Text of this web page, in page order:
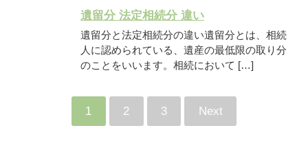
遺留分 法定相続分 違い
遺留分と法定相続分の違い遺留分とは、相続
人に認められている、遺産の最低限の取り分
のことをいいます。相続において […]
1 2 3 Next